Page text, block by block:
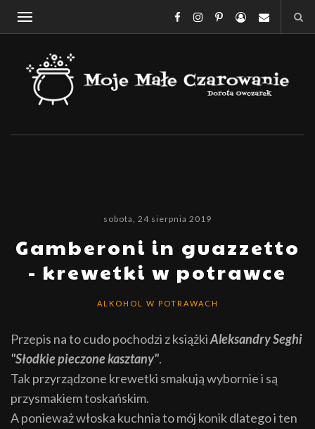
sobota, 24 sierpnia 2019
Gamberoni in guazzetto
- krewetki w potrawce
ALKOHOL W POTRAWACH
Przepis na to cudo pochodzi z książkiAleksandry Seghi
"Słodkie pieczone kasztany".
Tak przyrządzone krewetki smakują wybornie i są
przysmakiem toskańskim.
A ponieważ włoska kuchnia to mój konik dlatego i ten